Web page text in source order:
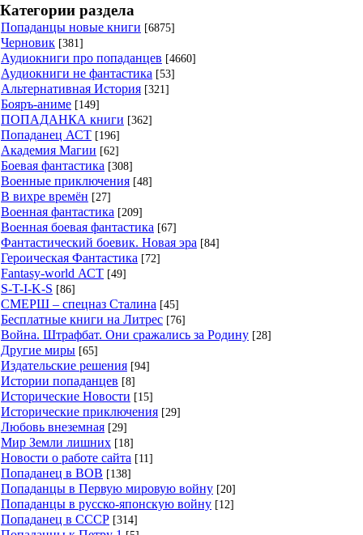
Категории раздела
Попаданцы новые книги [6875]
Черновик [381]
Аудиокниги про попаданцев [4660]
Аудиокниги не фантастика [53]
Альтернативная История [321]
Бояръ-аниме [149]
ПОПАДАНКА книги [362]
Попаданец АСТ [196]
Академия Магии [62]
Боевая фантастика [308]
Военные приключения [48]
В вихре времён [27]
Военная фантастика [209]
Военная боевая фантастика [67]
Фантастический боевик. Новая эра [84]
Героическая Фантастика [72]
Fantasy-world АСТ [49]
S-T-I-K-S [86]
СМЕРШ – спецназ Сталина [45]
Бесплатные книги на Литрес [76]
Война. Штрафбат. Они сражались за Родину [28]
Другие миры [65]
Издательские решения [94]
Истории попаданцев [8]
Исторические Новости [15]
Исторические приключения [29]
Любовь внеземная [29]
Мир Земли лишних [18]
Новости о работе сайта [11]
Попаданец в ВОВ [138]
Попаданцы в Первую мировую войну [20]
Попаданцы в русско-японскую войну [12]
Попаданец в СССР [314]